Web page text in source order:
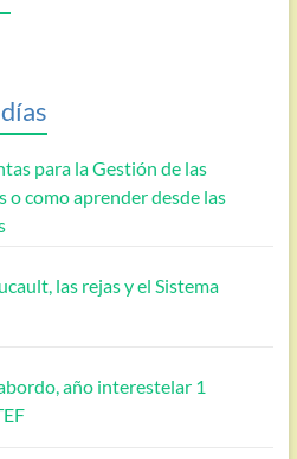
para la Gestión de las
o como aprender desde las
las rejas y el Sistema
año interestelar 1